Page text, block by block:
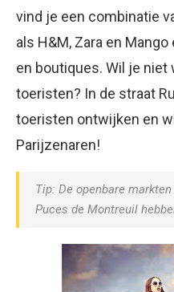
vind je een combinatie
als H&M, Zara en
en boutiques. Wil je
toeristen? In de straat
toeristen ontwijken en
Parijzenaren!
Tip: De openbare
Puces de Montreuil